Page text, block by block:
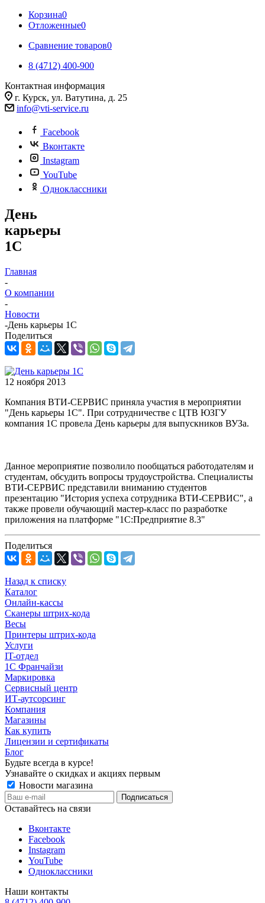
Корзина0
Отложенные0
Сравнение товаров0
8 (4712) 400-900
Контактная информация
г. Курск, ул. Ватутина, д. 25
info@vti-service.ru
Facebook
Вконтакте
Instagram
YouTube
Одноклассники
День
карьеры
1С
Главная
-
О компании
-
Новости
-День карьеры 1С
Поделиться
12 ноября 2013
Компания ВТИ-СЕРВИС приняла участия в мероприятии
"День карьеры 1С". При сотрудничестве с ЦТВ ЮЗГУ
компания 1С провела День карьеры для выпускников ВУЗа.
Данное мероприятие позволило пообщаться работодателям и
студентам, обсудить вопросы трудоустройства. Специалисты
ВТИ-СЕРВИС представили вниманию студентов
презентацию "История успеха сотрудника ВТИ-СЕРВИС", а
также провели обучающий мастер-класс по разработке
приложения на платформе "1С:Предприятие 8.3"
Поделиться
Назад к списку
Каталог
Онлайн-кассы
Сканеры штрих-кода
Весы
Принтеры штрих-кода
Услуги
IT-отдел
1С Франчайзи
Маркировка
Сервисный центр
ИТ-аутсорсинг
Компания
Магазины
Как купить
Лицензии и сертификаты
Блог
Будьте всегда в курсе!
Узнавайте о скидках и акциях первым
Новости магазина
Оставайтесь на связи
Вконтакте
Facebook
Instagram
YouTube
Одноклассники
Наши контакты